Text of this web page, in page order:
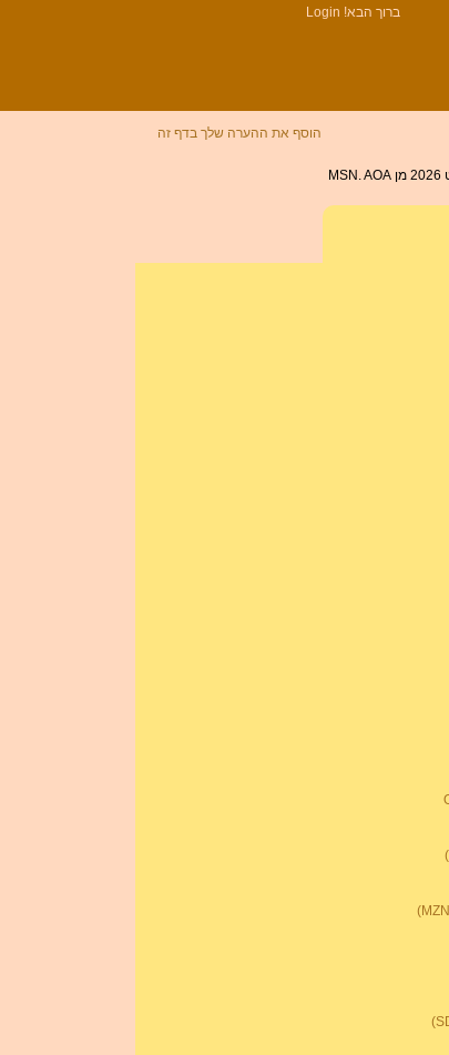
ברוך הבא! Login
אנגולה אנגולי הוא המטבע אנגולה (AO, לפני). סמל AOA ניתן לכתוב Kz. אנגולה אנגולי מחולק 100 lwei. שער החליפין של אנגולה אנגולי עודכן לאחרונה ב 6 אוגוסט 2026 מן MSN. AOA
הוסף את ההערה שלך בדף זה